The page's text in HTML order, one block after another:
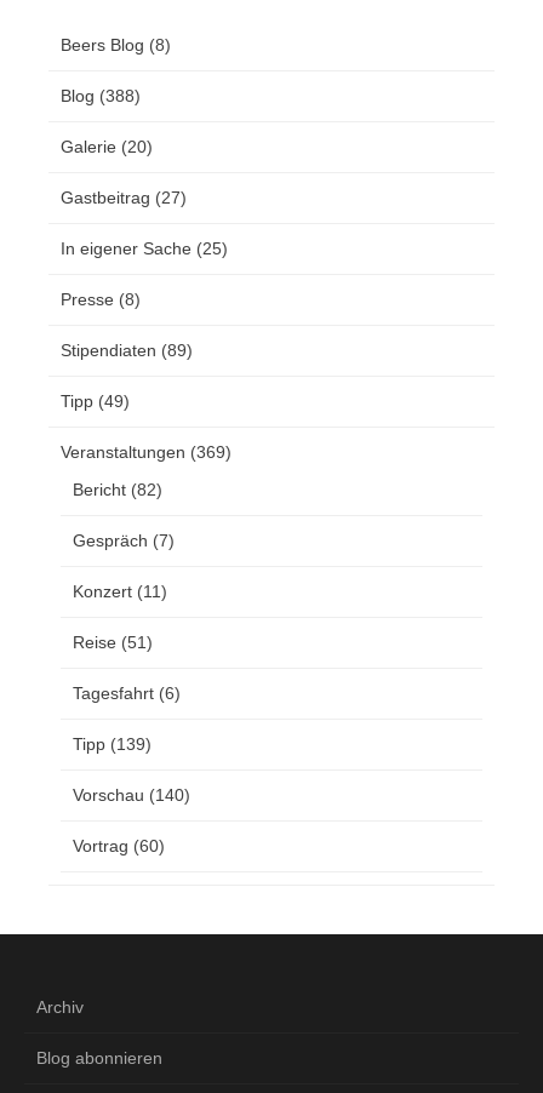
Beers Blog (8)
Blog (388)
Galerie (20)
Gastbeitrag (27)
In eigener Sache (25)
Presse (8)
Stipendiaten (89)
Tipp (49)
Veranstaltungen (369)
Bericht (82)
Gespräch (7)
Konzert (11)
Reise (51)
Tagesfahrt (6)
Tipp (139)
Vorschau (140)
Vortrag (60)
Archiv
Blog abonnieren